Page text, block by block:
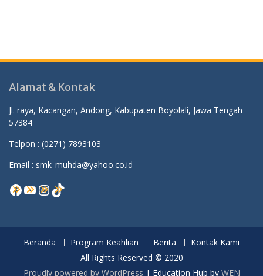
Alamat & Kontak
Jl. raya, Kacangan, Andong, Kabupaten Boyolali, Jawa Tengah
57384
Telpon : (0271) 7893103
Email : smk_muhda@yahoo.co.id
Facebook
YouTube
Instagram
TikTok
Beranda Program Keahlian Berita
Kontak Kami
All Rights Reserved © 2020
Proudly powered by WordPress | Education Hub by WEN